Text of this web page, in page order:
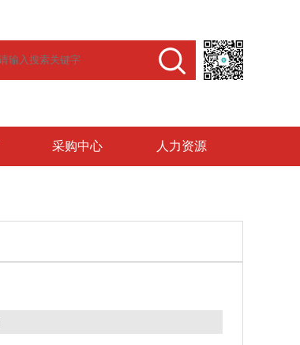
采购中心 人力资源